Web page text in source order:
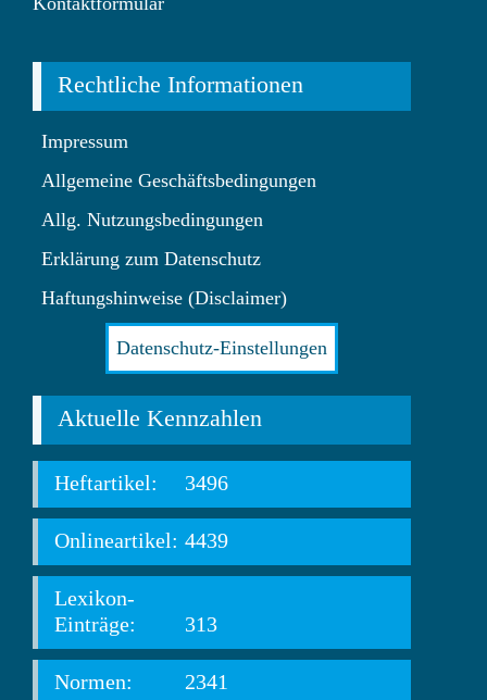
Rechtliche Informationen
Impressum
Allgemeine Geschäftsbedingungen
Allg. Nutzungsbedingungen
Erklärung zum Datenschutz
Haftungshinweise (Disclaimer)
Datenschutz-Einstellungen
Aktuelle Kennzahlen
Heftartikel: 3496
Onlineartikel: 4439
Lexikon-
Einträge:
313
Normen: 2341